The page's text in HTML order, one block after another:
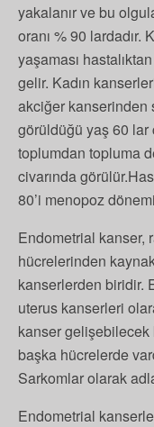
yakalanır ve bu
oranı % 90 lardadır.
yaşaması
gelir. Kadın
akciğer kanserinden
görüldüğü yaş 60 lar
toplumdan topluma
civarında
80’i menopoz
Endometrial kanser,
hücrelerinden
kanserlerden biridir.
uterus kanserleri
kanser
başka hücrelerde
Sarkomlar olarak
Endometrial